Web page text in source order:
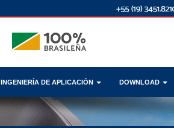
INGENIERÍA DE APLICACIÓN DOWNLOAD